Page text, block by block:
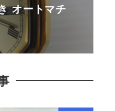
オートマチ